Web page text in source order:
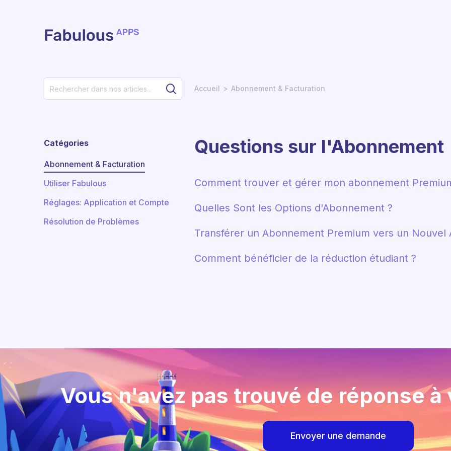
Accueil Abonnement & Facturation
Catégories
Abonnement & Facturation
Utiliser Fabulous
Réglages: Application et Compte
Résolution de Problèmes
Questions sur l'Abonnement
Comment trouver et gérer mon abonnement
Quelles Sont les Options d'Abonnement ?
Transférer un Abonnement Premium vers un Nouvel
Comment bénéficier de la réduction étudiant ?
Vous n'avez pas trouvé de réponse
Envoyer une demande